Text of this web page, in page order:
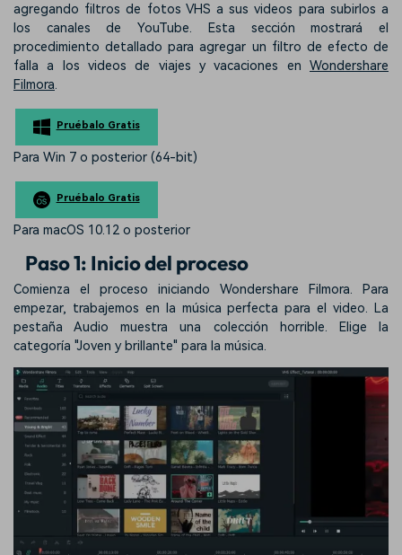
agregando filtros de fotos VHS a sus videos para subirlos a
los canales de YouTube. Esta sección mostrará el
procedimiento detallado para agregar un filtro de efecto de
falla a los videos de viajes y vacaciones en Wondershare
Filmora.
Pruébalo Gratis
Para Win 7 o posterior (64-bit)
Pruébalo Gratis
Para macOS 10.12 o posterior
Paso 1: Inicio del proceso
Comienza el proceso iniciando Wondershare Filmora. Para
empezar, trabajemos en la música perfecta para el video. La
pestaña Audio muestra una colección horrible. Elige la
categoría "Joven y brillante" para la música.